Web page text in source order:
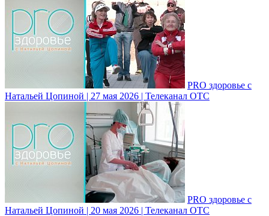
PRO здоровье с
Натальей Цопиной | 27 мая 2026 | Телеканал ОТС
PRO здоровье с
Натальей Цопиной | 20 мая 2026 | Телеканал ОТС